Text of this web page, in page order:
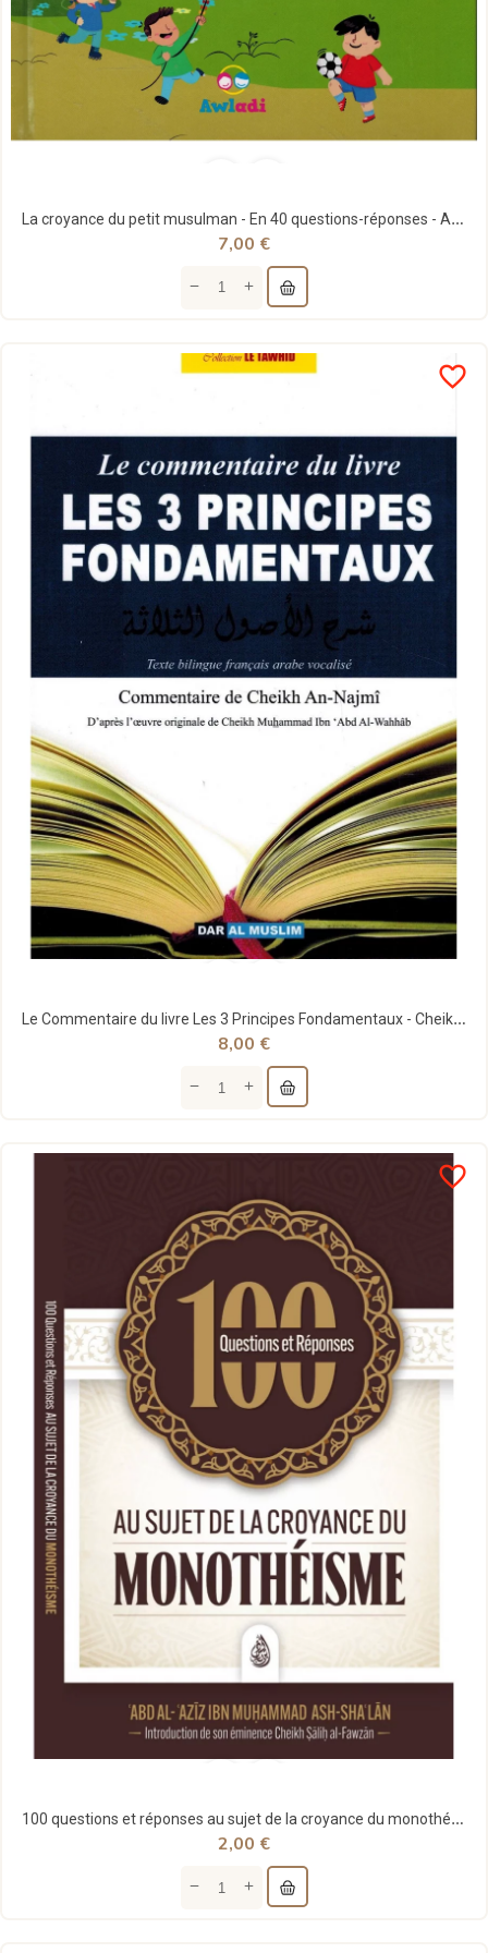
La croyance du petit musulman - En 40 questions-réponses - Awladi
7,00 €
favorite_border
Le Commentaire du livre Les 3 Principes Fondamentaux - Cheikh Ahmad An-Najmî - Dar Al Muslim
8,00 €
favorite_border
100 questions et réponses au sujet de la croyance du monothéisme - Ash Sha'lan - Ibn Badis
2,00 €